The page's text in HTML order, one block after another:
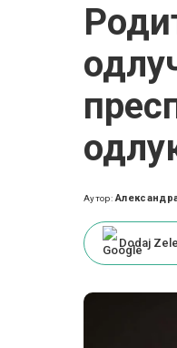
Posted
Аутор:
Dodaj